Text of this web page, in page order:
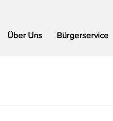
Über Uns Bürgerservice